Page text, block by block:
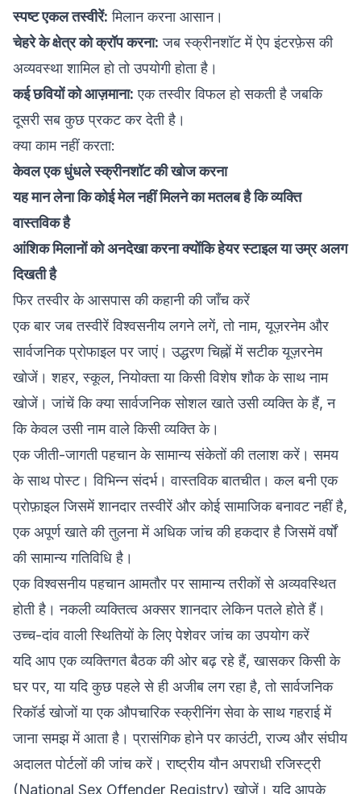
स्पष्ट एकल तस्वीरें: मिलान करना आसान।
चेहरे के क्षेत्र को क्रॉप करना: जब स्क्रीनशॉट में ऐप इंटरफ़ेस की
अव्यवस्था शामिल हो तो उपयोगी होता है।
कई छवियों को आज़माना: एक तस्वीर विफल हो सकती है जबकि
दूसरी सब कुछ प्रकट कर देती है।
क्या काम नहीं करता:
केवल एक धुंधले स्क्रीनशॉट की खोज करना
यह मान लेना कि कोई मेल नहीं मिलने का मतलब है कि व्यक्ति
वास्तविक है
आंशिक मिलानों को अनदेखा करना क्योंकि हेयर स्टाइल या उम्र अलग
दिखती है
फिर तस्वीर के आसपास की कहानी की जाँच करें
एक बार जब तस्वीरें विश्वसनीय लगने लगें, तो नाम, यूज़रनेम और
सार्वजनिक प्रोफाइल पर जाएं। उद्धरण चिह्नों में सटीक यूज़रनेम
खोजें। शहर, स्कूल, नियोक्ता या किसी विशेष शौक के साथ नाम
खोजें। जांचें कि क्या सार्वजनिक सोशल खाते उसी व्यक्ति के हैं, न
कि केवल उसी नाम वाले किसी व्यक्ति के।
एक जीती-जागती पहचान के सामान्य संकेतों की तलाश करें। समय
के साथ पोस्ट। विभिन्न संदर्भ। वास्तविक बातचीत। कल बनी एक
प्रोफ़ाइल जिसमें शानदार तस्वीरें और कोई सामाजिक बनावट नहीं है,
एक अपूर्ण खाते की तुलना में अधिक जांच की हकदार है जिसमें वर्षों
की सामान्य गतिविधि है।
एक विश्वसनीय पहचान आमतौर पर सामान्य तरीकों से अव्यवस्थित
होती है। नकली व्यक्तित्व अक्सर शानदार लेकिन पतले होते हैं।
उच्च-दांव वाली स्थितियों के लिए पेशेवर जांच का उपयोग करें
यदि आप एक व्यक्तिगत बैठक की ओर बढ़ रहे हैं, खासकर किसी के
घर पर, या यदि कुछ पहले से ही अजीब लग रहा है, तो सार्वजनिक
रिकॉर्ड खोजों या एक औपचारिक स्क्रीनिंग सेवा के साथ गहराई में
जाना समझ में आता है। प्रासंगिक होने पर काउंटी, राज्य और संघीय
अदालत पोर्टलों की जांच करें। राष्ट्रीय यौन अपराधी रजिस्ट्री
(National Sex Offender Registry) खोजें। यदि आपके